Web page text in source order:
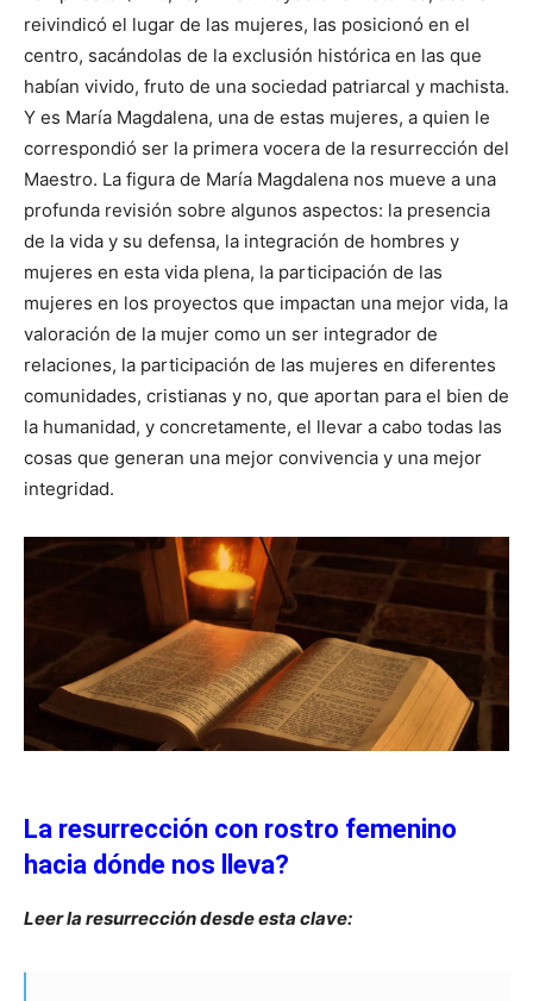
reivindicó el lugar de las mujeres, las posicionó en el
centro, sacándolas de la exclusión histórica en las que
habían vivido, fruto de una sociedad patriarcal y machista.
Y es María Magdalena, una de estas mujeres, a quien le
correspondió ser la primera vocera de la resurrección del
Maestro. La figura de María Magdalena nos mueve a una
profunda revisión sobre algunos aspectos: la presencia
de la vida y su defensa, la integración de hombres y
mujeres en esta vida plena, la participación de las
mujeres en los proyectos que impactan una mejor vida, la
valoración de la mujer como un ser integrador de
relaciones, la participación de las mujeres en diferentes
comunidades, cristianas y no, que aportan para el bien de
la humanidad, y concretamente, el llevar a cabo todas las
cosas que generan una mejor convivencia y una mejor
integridad.
La resurrección con rostro femenino
hacia dónde nos lleva?
Leer la resurrección desde esta clave: